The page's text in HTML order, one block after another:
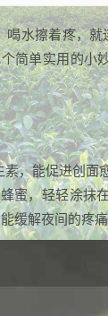
水擦着疼，
简单实用的小
，能促进创面
蜜，轻轻涂抹
缓解夜间的疼痛